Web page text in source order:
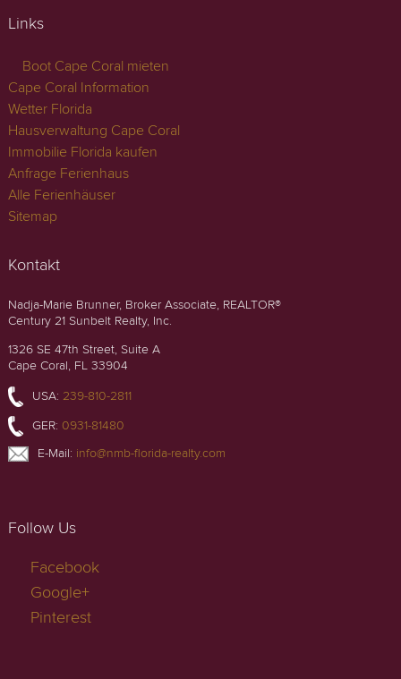
Links
Boot Cape Coral mieten
Cape Coral Information
Wetter Florida
Hausverwaltung Cape Coral
Immobilie Florida kaufen
Anfrage Ferienhaus
Alle Ferienhäuser
Sitemap
Kontakt
Nadja-Marie Brunner, Broker Associate, REALTOR®
Century 21 Sunbelt Realty, Inc.
1326 SE 47th Street, Suite A
Cape Coral, FL 33904
USA: 239-810-2811
GER: 0931-81480
E-Mail: info@nmb-florida-realty.com
Follow Us
Facebook
Google+
Pinterest